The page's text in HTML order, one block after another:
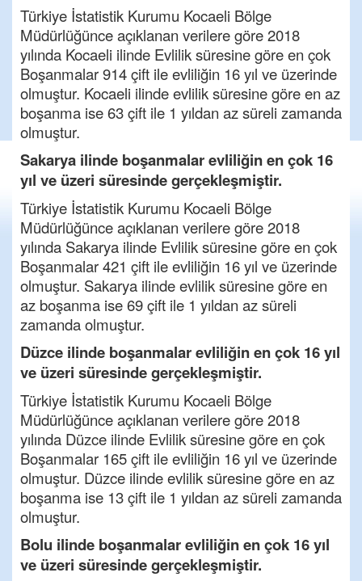
Türkiye İstatistik Kurumu Kocaeli Bölge
Müdürlüğünce açıklanan verilere göre 2018
yılında Kocaeli ilinde Evlilik süresine göre en çok
Boşanmalar 914 çift ile evliliğin 16 yıl ve üzerinde
olmuştur. Kocaeli ilinde evlilik süresine göre en az
boşanma ise 63 çift ile 1 yıldan az süreli zamanda
olmuştur.
Sakarya ilinde boşanmalar evliliğin en çok 16
yıl ve üzeri süresinde gerçekleşmiştir.
Türkiye İstatistik Kurumu Kocaeli Bölge
Müdürlüğünce açıklanan verilere göre 2018
yılında Sakarya ilinde Evlilik süresine göre en çok
Boşanmalar 421 çift ile evliliğin 16 yıl ve üzerinde
olmuştur. Sakarya ilinde evlilik süresine göre en
az boşanma ise 69 çift ile 1 yıldan az süreli
zamanda olmuştur.
Düzce ilinde boşanmalar evliliğin en çok 16 yıl
ve üzeri süresinde gerçekleşmiştir.
Türkiye İstatistik Kurumu Kocaeli Bölge
Müdürlüğünce açıklanan verilere göre 2018
yılında Düzce ilinde Evlilik süresine göre en çok
Boşanmalar 165 çift ile evliliğin 16 yıl ve üzerinde
olmuştur. Düzce ilinde evlilik süresine göre en az
boşanma ise 13 çift ile 1 yıldan az süreli zamanda
olmuştur.
Bolu ilinde boşanmalar evliliğin en çok 16 yıl
ve üzeri süresinde gerçekleşmiştir.